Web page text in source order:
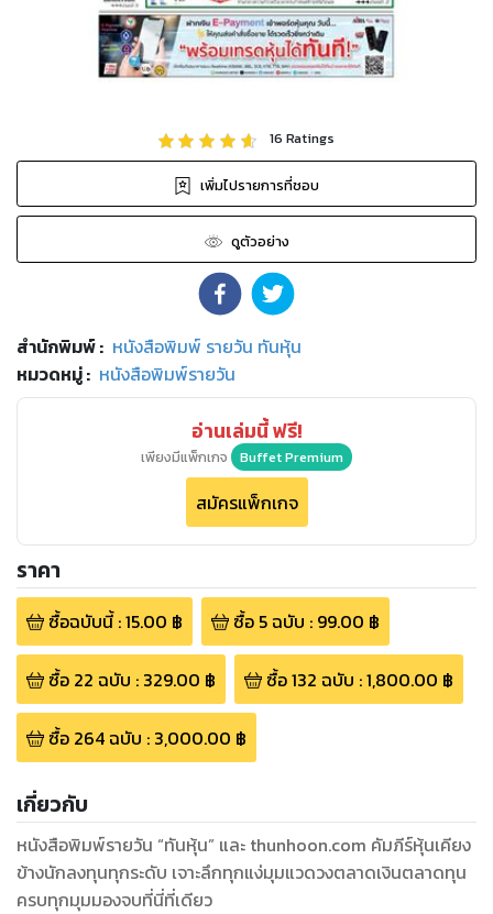
16 Ratings
เพิ่มไปรายการที่ชอบ
ดูตัวอย่าง
สำนักพิมพ์: หนังสือพิมพ์ รายวัน ทันหุ้น
หมวดหมู่: หนังสือพิมพ์รายวัน
อ่านเล่มนี้ ฟรี!
เพียงมีแพ็กเกจ Buffet Premium
สมัครแพ็กเกจ
ราคา
ซื้อฉบับนี้:15.00 ฿ ซื้อ 5ฉบับ : 99.00 ฿
ซื้อ 22 ฉบับ : 329.00 ฿ ซื้อ132 ฉบับ :1,800.00 ฿
ซื้อ 264ฉบับ : 3,000.00 ฿
เกี่ยวกับ
หนังสือพิมพ์รายวัน “ทันหุ้น” และ thunhoon.com คัมภีร์หุ้นเคียง
ข้างนักลงทุนทุกระดับ เจาะลึกทุกแง่มุมแวดวงตลาดเงินตลาดทุน
ครบทุกมุมมองจบที่นี่ที่เดียว